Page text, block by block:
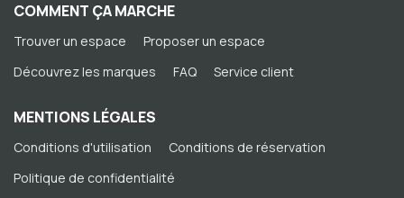
COMMENT ÇA MARCHE
Trouver un espace
Proposer un espace
Découvrez les marques
FAQ Service client
MENTIONS LÉGALES
Conditions d'utilisation
Conditions de réservation
Politique de confidentialité